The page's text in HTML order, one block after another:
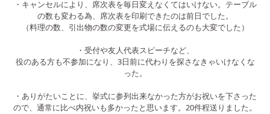
・キャンセルにより、席次表を毎日変えなくてはいけない。テーブル
の数も変わる為、席次表を印刷できたのは前日でした。
（料理の数、引出物の数の変更を式場に伝えるのも大変でした）
・受付や友人代表スピーチなど、
役のある方も不参加になり、3日前に代わりを探さなきゃいけなくな
った。
・ありがたいことに、挙式に参列出来なかった方がお祝いを下さった
ので、通常に比べ内祝いも多かったと思います。20件程送りました。